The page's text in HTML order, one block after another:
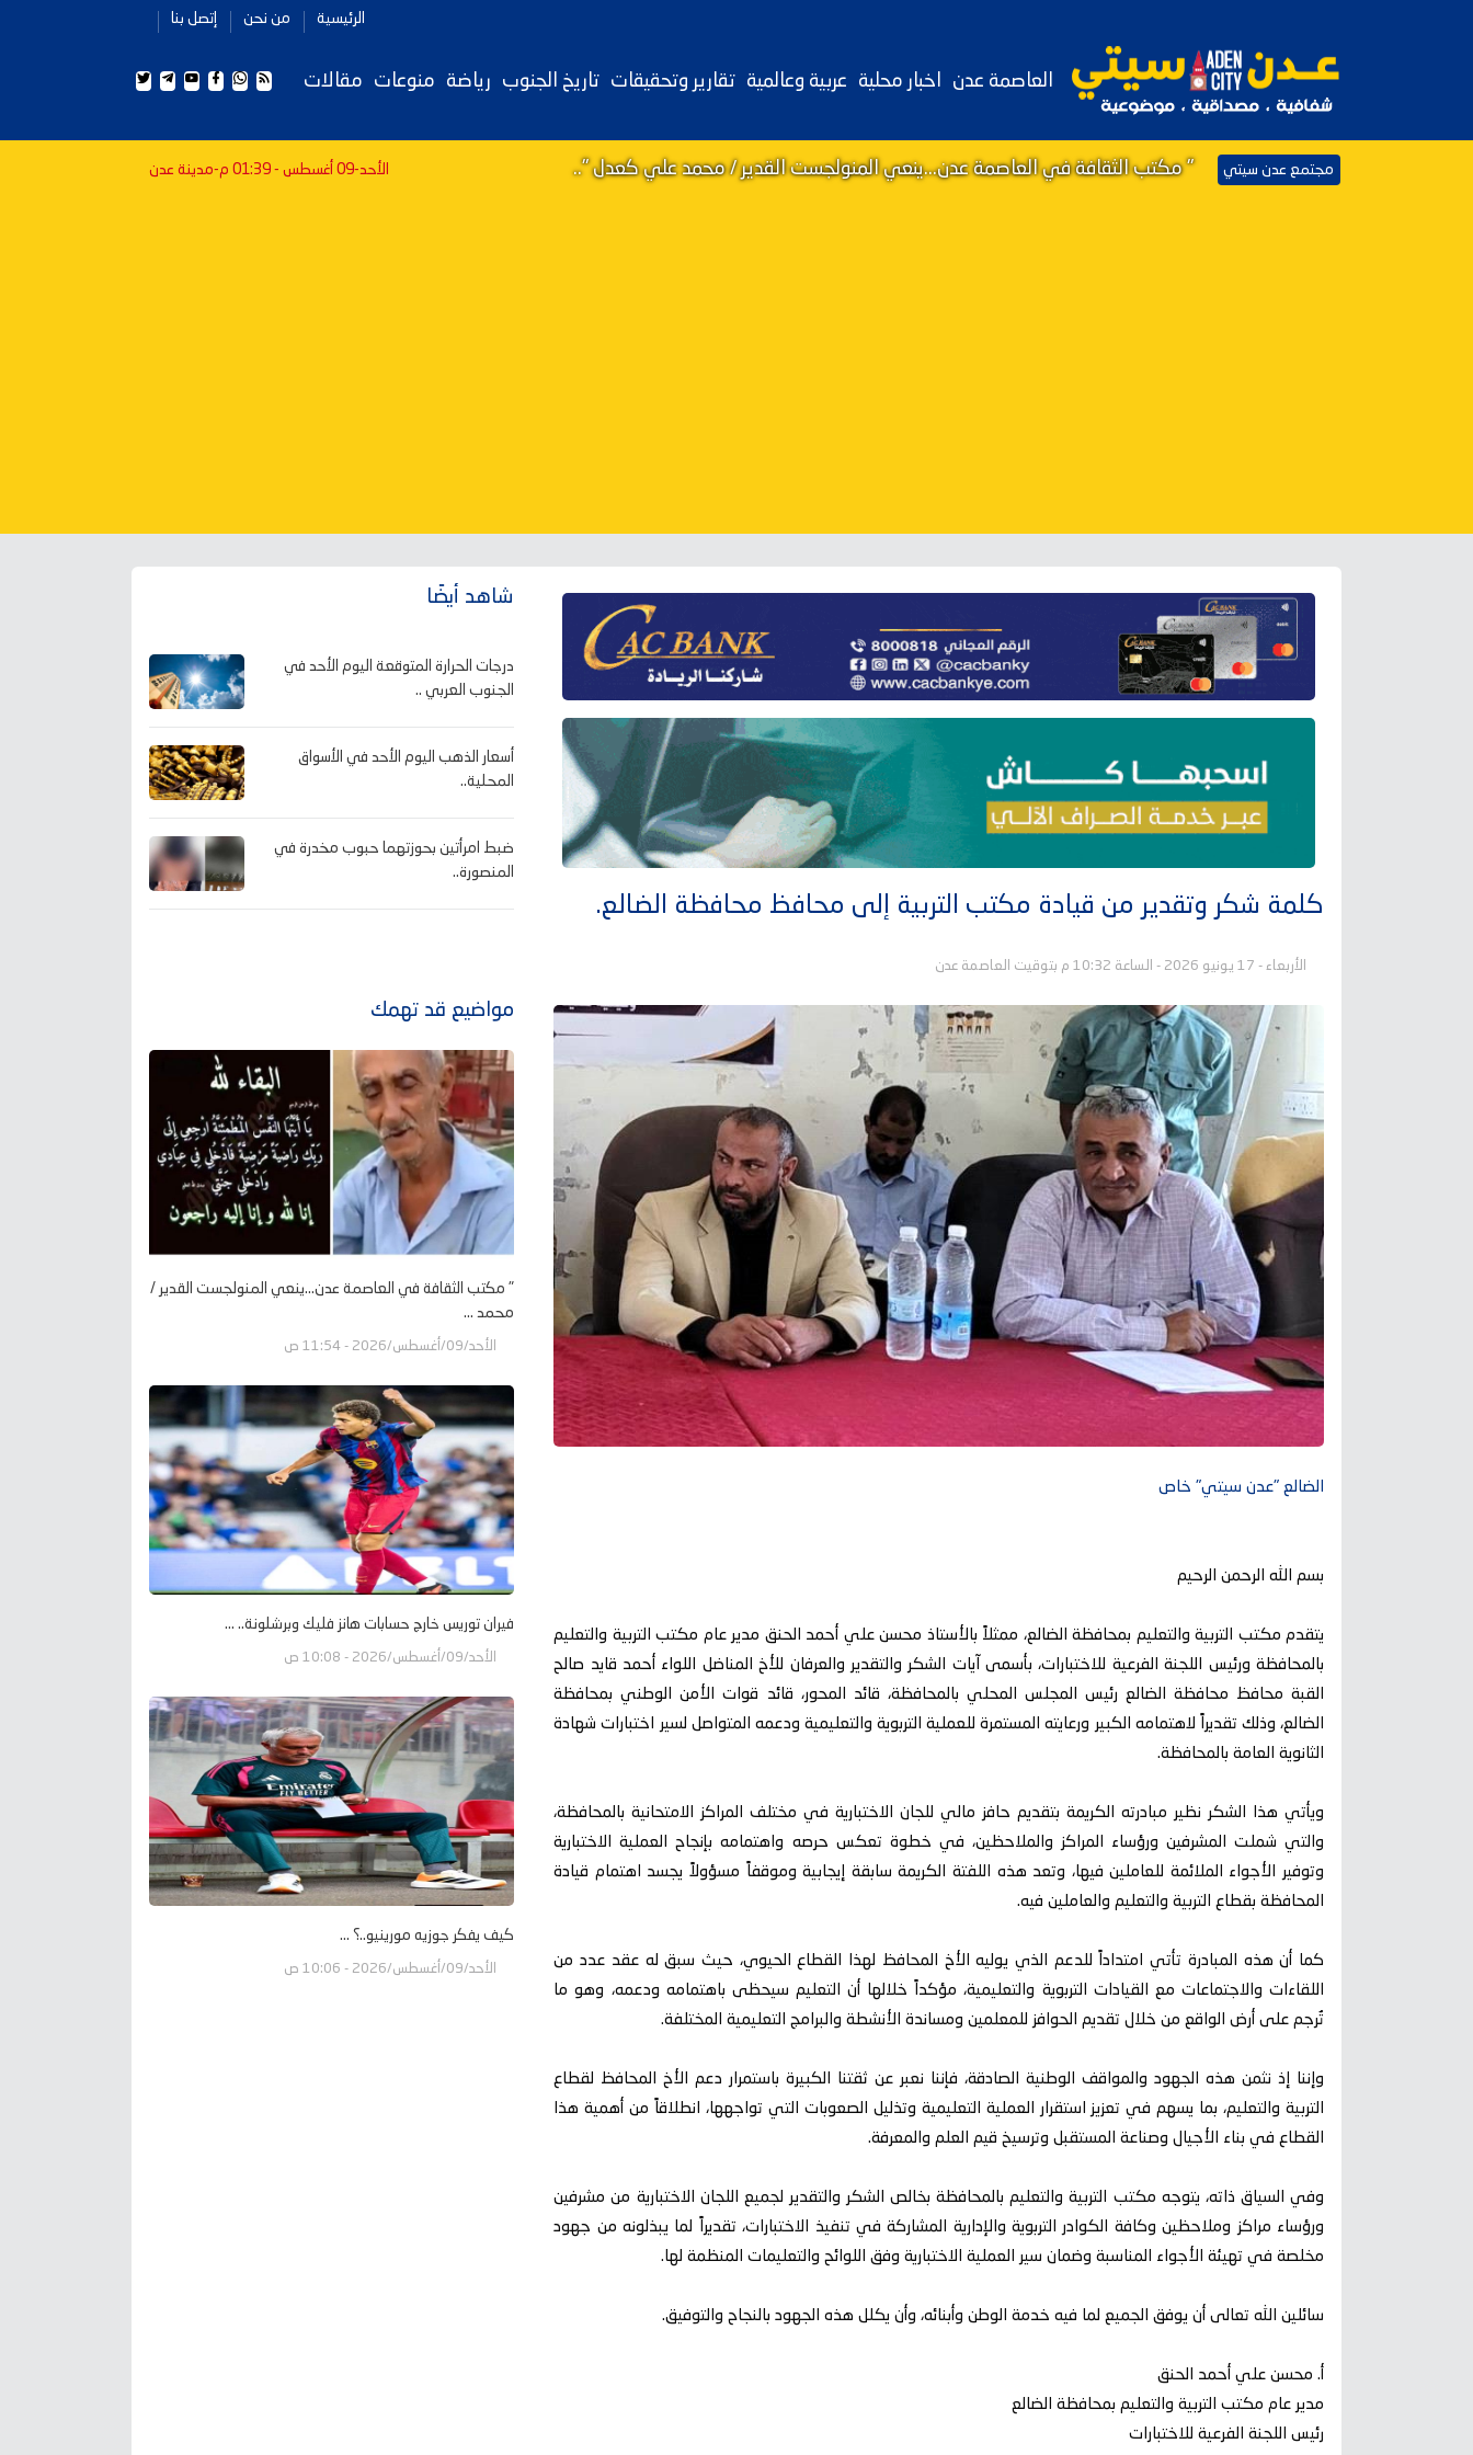
الرئيسية من نحن إتصل بنا
العاصمة عدن اخبار محلية عربية وعالمية تقارير وتحقيقات تاريخ الجنوب رياضة منوعات مقالات
مجتمع عدن سيتي " مكتب الثقافة في العاصمة عدن...ينعي المنولجست القدير / محمد علي كعدل ".. الأحد-09 أغسطس - 01:39 م -مدينة عدن
كلمة شكر وتقدير من قيادة مكتب التربية إلى محافظ محافظة الضالع.
الأربعاء - 17 يونيو 2026 - الساعة 10:32 م بتوقيت العاصمة عدن
الضالع "عدن سيتي" خاص
بسم الله الرحمن الرحيم
يتقدم مكتب التربية والتعليم بمحافظة الضالع، ممثلاً بالأستاذ محسن علي أحمد الحنق مدير عام مكتب التربية والتعليم
بالمحافظة ورئيس اللجنة الفرعية للاختبارات، بأسمى آيات الشكر والتقدير والعرفان للأخ المناضل اللواء أحمد قايد صالح
القبة محافظ محافظة الضالع رئيس المجلس المحلي بالمحافظة، قائد المحور، قائد قوات الأمن الوطني بمحافظة
الضالع، وذلك تقديراً لاهتمامه الكبير ورعايته المستمرة للعملية التربوية والتعليمية ودعمه المتواصل لسير اختبارات شهادة
الثانوية العامة بالمحافظة.
ويأتي هذا الشكر نظير مبادرته الكريمة بتقديم حافز مالي للجان الاختبارية في مختلف المراكز الامتحانية بالمحافظة،
والتي شملت المشرفين ورؤساء المراكز والملاحظين، في خطوة تعكس حرصه واهتمامه بإنجاح العملية الاختبارية
وتوفير الأجواء الملائمة للعاملين فيها، وتعد هذه اللفتة الكريمة سابقة إيجابية وموقفاً مسؤولاً يجسد اهتمام قيادة
المحافظة بقطاع التربية والتعليم والعاملين فيه.
كما أن هذه المبادرة تأتي امتداداً للدعم الذي يوليه الأخ المحافظ لهذا القطاع الحيوي، حيث سبق له عقد عدد من
اللقاءات والاجتماعات مع القيادات التربوية والتعليمية، مؤكداً خلالها أن التعليم سيحظى باهتمامه ودعمه، وهو ما
تُرجم على أرض الواقع من خلال تقديم الحوافز للمعلمين ومساندة الأنشطة والبرامج التعليمية المختلفة.
وإننا إذ نثمن هذه الجهود والمواقف الوطنية الصادقة، فإننا نعبر عن ثقتنا الكبيرة باستمرار دعم الأخ المحافظ لقطاع
التربية والتعليم، بما يسهم في تعزيز استقرار العملية التعليمية وتذليل الصعوبات التي تواجهها، انطلاقاً من أهمية هذا
القطاع في بناء الأجيال وصناعة المستقبل وترسيخ قيم العلم والمعرفة.
وفي السياق ذاته، يتوجه مكتب التربية والتعليم بالمحافظة بخالص الشكر والتقدير لجميع اللجان الاختبارية من مشرفين
ورؤساء مراكز وملاحظين وكافة الكوادر التربوية والإدارية المشاركة في تنفيذ الاختبارات، تقديراً لما يبذلونه من جهود
مخلصة في تهيئة الأجواء المناسبة وضمان سير العملية الاختبارية وفق اللوائح والتعليمات المنظمة لها.
سائلين الله تعالى أن يوفق الجميع لما فيه خدمة الوطن وأبنائه، وأن يكلل هذه الجهود بالنجاح والتوفيق.
أ. محسن علي أحمد الحنق
مدير عام مكتب التربية والتعليم بمحافظة الضالع
رئيس اللجنة الفرعية للاختبارات
شاهد أيضًا
درجات الحرارة المتوقعة اليوم الأحد في
الجنوب العربي ..
أسعار الذهب اليوم الأحد في الأسواق
المحلية..
ضبط امرأتين بحوزتهما حبوب مخدرة في
المنصورة..
مواضيع قد تهمك
" مكتب الثقافة في العاصمة عدن...ينعي المنولجست القدير /
محمد ...
الأحد/09/أغسطس/2026 - 11:54 ص
فيران توريس خارج حسابات هانز فليك وبرشلونة.. ...
الأحد/09/أغسطس/2026 - 10:08 ص
كيف يفكر جوزيه مورينيو..؟ ...
الأحد/09/أغسطس/2026 - 10:06 ص